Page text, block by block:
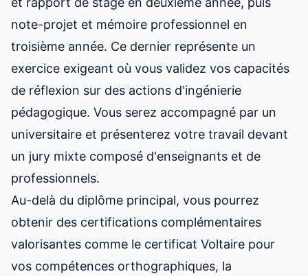
note-projet et mémoire professionnel en
troisième année. Ce dernier représente un
exercice exigeant où vous validez vos capacités
de réflexion sur des actions d'ingénierie
pédagogique. Vous serez accompagné par un
universitaire et présenterez votre travail devant
un jury mixte composé d'enseignants et de
professionnels.
Au-delà du diplôme principal, vous pourrez
obtenir des certifications complémentaires
valorisantes comme le certificat Voltaire pour
vos compétences orthographiques, la